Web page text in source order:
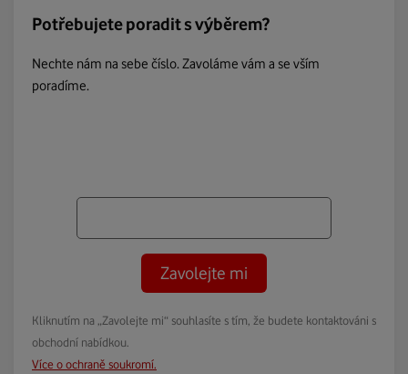
Potřebujete poradit s výběrem?
Nechte nám na sebe číslo. Zavoláme vám a se vším
poradíme.
Zavolejte mi
Kliknutím na „Zavolejte mi“ souhlasíte s tím, že budete kontaktováni s
obchodní nabídkou.
Více o ochraně soukromí.